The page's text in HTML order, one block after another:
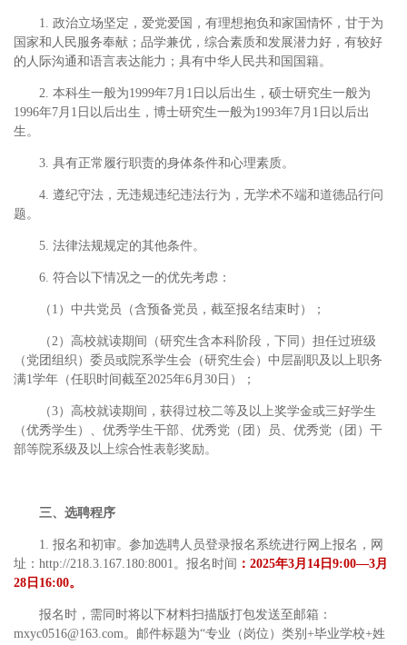
1. 政治立场坚定，爱党爱国，有理想抱负和家国情怀，甘于为
国家和人民服务奉献；品学兼优，综合素质和发展潜力好，有较好
的人际沟通和语言表达能力；具有中华人民共和国国籍。
2. 本科生一般为1999年7月1日以后出生，硕士研究生一般为
1996年7月1日以后出生，博士研究生一般为1993年7月1日以后出
生。
3. 具有正常履行职责的身体条件和心理素质。
4. 遵纪守法，无违规违纪违法行为，无学术不端和道德品行问
题。
5. 法律法规规定的其他条件。
6. 符合以下情况之一的优先考虑：
（1）中共党员（含预备党员，截至报名结束时）；
（2）高校就读期间（研究生含本科阶段，下同）担任过班级
（党团组织）委员或院系学生会（研究生会）中层副职及以上职务
满1学年（任职时间截至2025年6月30日）；
（3）高校就读期间，获得过校二等及以上奖学金或三好学生
（优秀学生）、优秀学生干部、优秀党（团）员、优秀党（团）干
部等院系级及以上综合性表彰奖励。
三、选聘程序
1. 报名和初审。参加选聘人员登录报名系统进行网上报名，网
址：http://218.3.167.180:8001。报名时间 ：2025年3月14日9:00—3月
28日16:00。
报名时，需同时将以下材料扫描版打包发送至邮箱：
mxyc0516@163.com。邮件标题为“专业（岗位）类别+毕业学校+姓